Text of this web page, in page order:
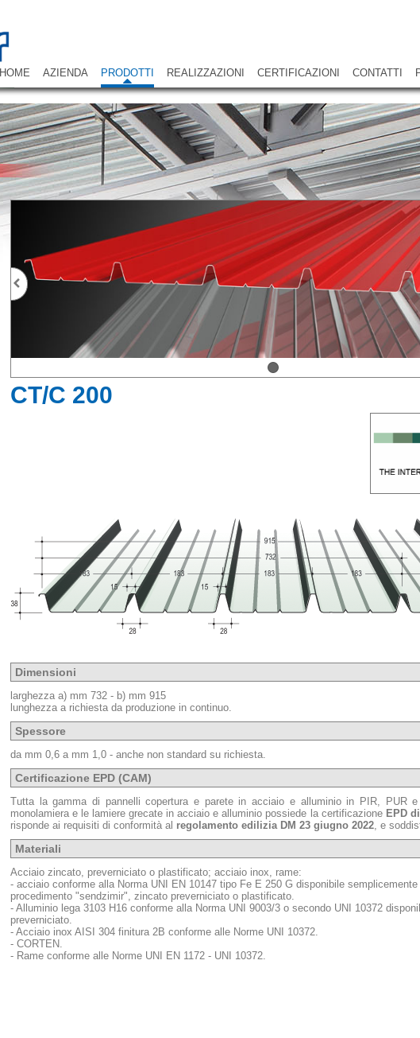
HOME AZIENDA PRODOTTI REALIZZAZIONI CERTIFICAZIONI CONTATTI
CT/C 200
Dimensioni
larghezza a) mm 732 - b) mm 915
lunghezza a richiesta da produzione in continuo.
Spessore
da mm 0,6 a mm 1,0 - anche non standard su richiesta.
Certificazione EPD (CAM)
Tutta la gamma di pannelli copertura e parete in acciaio e alluminio in PIR, PUR
monolamiera e le lamiere grecate in acciaio e alluminio possiede la certificazione EPD
risponde ai requisiti di conformità al regolamento edilizia DM 23 giugno 2022 , e
Materiali
Acciaio zincato, preverniciato o plastificato; acciaio inox, rame:
- acciaio conforme alla Norma UNI EN 10147 tipo Fe E 250 G disponibile
procedimento "sendzimir", zincato preverniciato o plastificato.
- Alluminio lega 3103 H16 conforme alla Norma UNI 9003/3 o secondo UNI 10372
preverniciato.
- Acciaio inox AISI 304 finitura 2B conforme alle Norme UNI 10372.
- CORTEN.
- Rame conforme alle Norme UNI EN 1172 - UNI 10372.